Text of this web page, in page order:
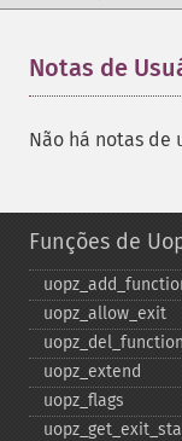
Notas de
Não há notas de
Funções de
uopz_​allow_​exit
uopz_​del_​function
uopz_​extend
uopz_​flags